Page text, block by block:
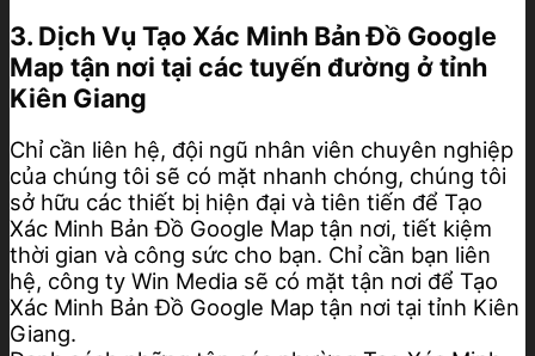
3. Dịch Vụ Tạo Xác Minh Bản Đồ Google
Map tận nơi tại các tuyến đường ở tỉnh
Kiên Giang
Chỉ cần liên hệ, đội ngũ nhân viên chuyên nghiệp
của chúng tôi sẽ có mặt nhanh chóng, chúng tôi
sở hữu các thiết bị hiện đại và tiên tiến để Tạo
Xác Minh Bản Đồ Google Map tận nơi, tiết kiệm
thời gian và công sức cho bạn. Chỉ cần bạn liên
hệ, công ty Win Media sẽ có mặt tận nơi để Tạo
Xác Minh Bản Đồ Google Map tận nơi tại tỉnh Kiên
Giang.